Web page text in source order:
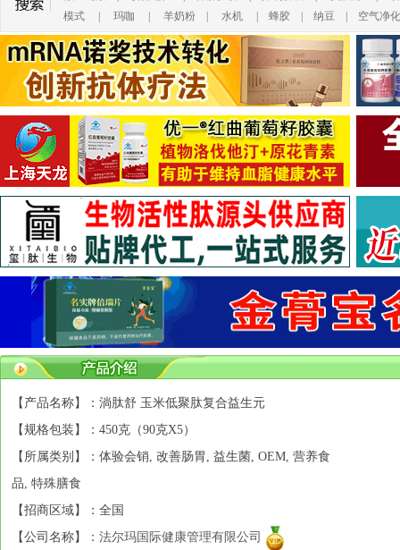
模式
玛咖 羊奶粉 水机 蜂胶 纳豆 空气净
【产品名称】：淌肽舒 玉米低聚肽复合益生元
【规格包装】：450克（90克X5）
【所属类别】：体验会销, 改善肠胃, 益生菌, OEM, 营养食
品, 特殊膳食
【招商区域】：全国
【公司名称】： 法尔玛国际健康管理有限公司